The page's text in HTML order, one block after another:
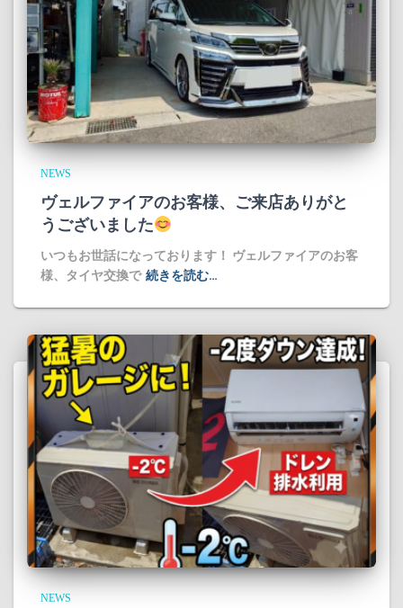
NEWS
ヴェルファイアのお客様、ご来店ありがと
うございました
​いつもお世話になっております！ ヴェルファイアのお客
様、タイヤ交換で 続きを読む…
NEWS